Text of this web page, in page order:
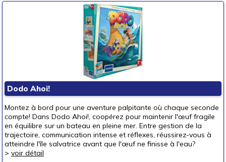
Puzzles & casse-têtes
un bébé (0-3 ans)
un p'tit bout (3-6 ans)
un junior (6-8 ans)
Dodo Ahoi!
Montez à bord pour une aventure palpitante où chaque seconde
compte! Dans Dodo Ahoi!, coopérez pour maintenir l'œuf fragile
en équilibre sur un bateau en pleine mer. Entre gestion de la
trajectoire, communication intense et réflexes, réussirez-vous à
atteindre l'île salvatrice avant que l'œuf ne finisse à l'eau?
> voir détail